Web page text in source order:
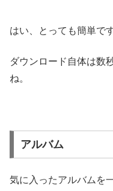
はい、とっても簡単で
ダウンロード自体は数
ね。
アルバム
気に入ったアルバムを